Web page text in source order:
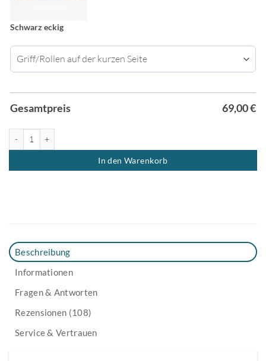
Schwarz eckig
Gesamtpreis 69,00€
In den Warenkorb
Beschreibung
Informationen
Fragen & Antworten
Rezensionen (108)
Service & Vertrauen